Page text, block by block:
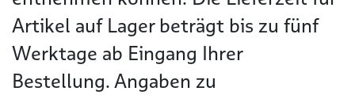
Artikel auf Lager beträgt bis zu fünf
Werktage ab Eingang Ihrer
Bestellung. Angaben zu